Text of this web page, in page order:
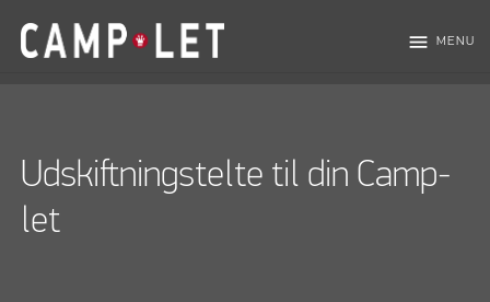
menu MENU
Udskiftningstelte til din Camp-
let